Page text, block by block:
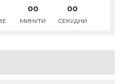
00
МИНУТИ
00
СЕКУДНИ